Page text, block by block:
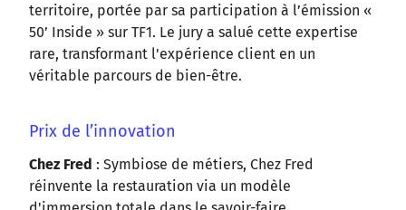
territoire, portée par sa participation à l’émission «
50’ Inside » sur TF1. Le jury a salué cette expertise
rare, transformant l'expérience client en un
véritable parcours de bien-être.
Prix de l’innovation
Chez Fred : Symbiose de métiers, Chez Fred
réinvente la restauration via un modèle